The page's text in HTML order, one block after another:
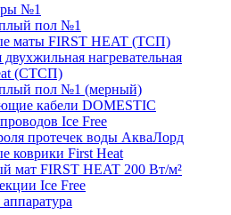
№1
пол №1
маты FIRST HEAT (ТСП)
нагревательная
(СТСП)
пол №1 (мерный)
кабели DOMESTIC
Ice Free
протечек воды АкваЛорд
коврики First Heat
мат FIRST HEAT 200 Вт/м²
Ice Free